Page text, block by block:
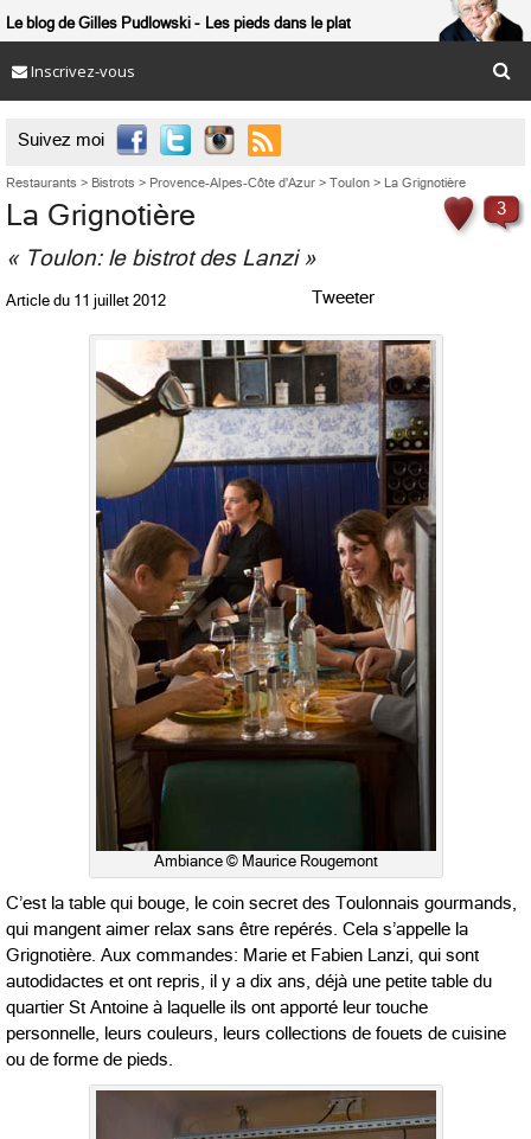
Le blog de Gilles Pudlowski Les pieds dans le plat
Inscrivez-vous
Suivez moi 
Restaurants > Bistrots > Provence-Alpes-Côte d'Azur > Toulon > La Grignotière
3
La Grignotière
« Toulon: le bistrot des Lanzi »
Article du 11 juillet 2012 Tweeter
Ambiance © Maurice Rougemont
C’est la table qui bouge, le coin secret des Toulonnais gourmands,
qui mangent aimer relax sans être repérés. Cela s’appelle la
Grignotière. Aux commandes: Marie et Fabien Lanzi, qui sont
autodidactes et ont repris, il y a dix ans, déjà une petite table du
quartier St Antoine à laquelle ils ont apporté leur touche
personnelle, leurs couleurs, leurs collections de fouets de cuisine
ou de forme de pieds.